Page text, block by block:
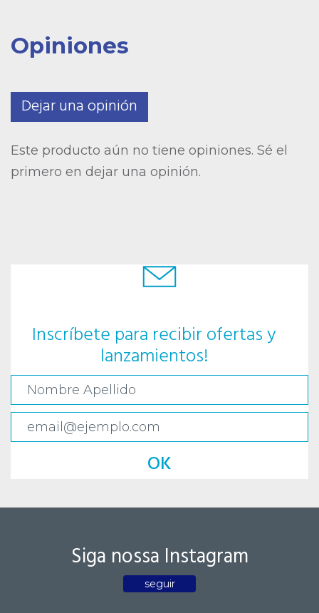
Opiniones
Dejar una opinión
Este producto aún no tiene opiniones. Sé el
primero en dejar una opinión.
Inscríbete para recibir ofertas y
lanzamientos!
OK
Siga nossa Instagram
seguir